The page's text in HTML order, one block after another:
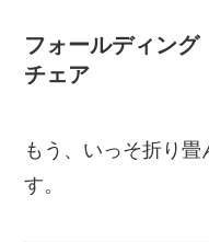
フォールディング
チェア
もう、いっそ折り
す。